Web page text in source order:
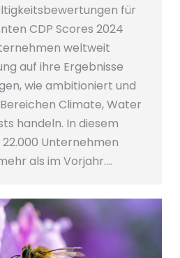
für
CDP Scores 2024
weltweit
auf ihre Ergebnisse
wie ambitioniert und
Climate, Water
handeln. In diesem
Unternehmen
als im Vorjahr.…